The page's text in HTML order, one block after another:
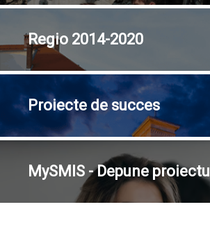
Regio 2014-2020
Proiecte de succes
MySMIS - Depune proiectul